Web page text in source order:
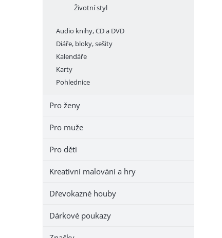
Životní styl
Audio knihy, CD a DVD
Diáře, bloky, sešity
Kalendáře
Karty
Pohlednice
Pro ženy
Pro muže
Pro děti
Kreativní malování a hry
Dřevokazné houby
Dárkové poukazy